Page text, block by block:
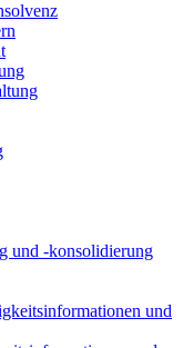
und -konsolidierung
und